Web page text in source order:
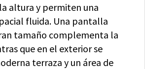
altura y permiten una
fluida. Una pantalla
tamaño complementa la
que en el exterior se
terraza y un área de